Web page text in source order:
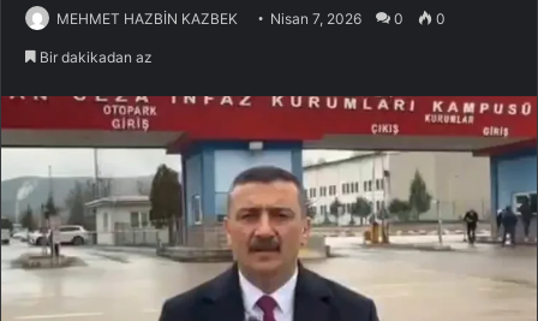
MEHMET HAZBİN KAZBEK Nisan 7, 2026 0 0
Bir dakikadan az